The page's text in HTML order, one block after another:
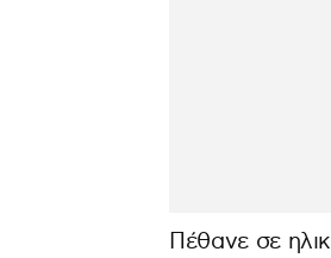
Πέθανε σε